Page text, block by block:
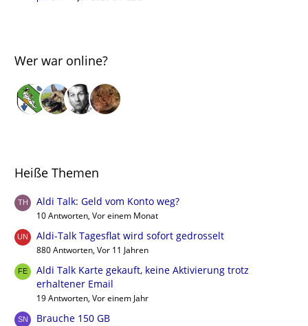
Wer war online?
Heiße Themen
Aldi Talk: Geld vom Konto weg?
10 Antworten, Vor einem Monat
Aldi-Talk Tagesflat wird sofort gedrosselt
880 Antworten, Vor 11 Jahren
Aldi Talk Karte gekauft, keine Aktivierung trotz
erhaltener Email
19 Antworten, Vor einem Jahr
Brauche 150 GB